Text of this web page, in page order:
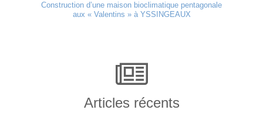
Construction d’une maison bioclimatique pentagonale
aux « Valentins » à YSSINGEAUX
Articles récents